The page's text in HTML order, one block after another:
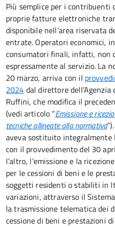
Più semplice per i contribuenti
proprie fatture elettroniche
disponibile nell’area riservata
entrate. Operatori economici,
consumatori finali, infatti, non
espressamente al servizio. La
20 marzo, arriva con il
2024 dal direttore
Ruffini, che modifica il
(vedi articolo “Emissione e
tecniche allineate alla normativa
aveva sostituito
con il provvedimento del 30
l’altro, l’emissione e la
per le cessioni di beni e le
soggetti residenti o stabiliti in
variazioni, attraverso il
la trasmissione telematica dei
cessione di beni e prestazioni